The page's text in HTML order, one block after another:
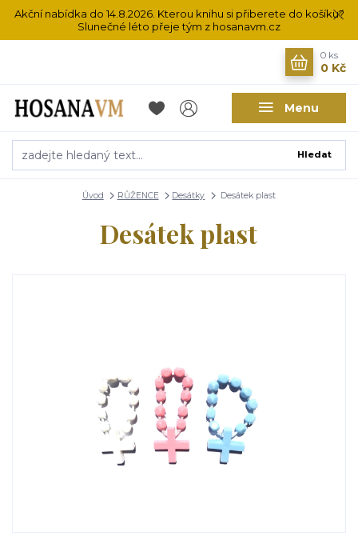
Akční nabídka do 14.8.2026. Kterou knihu si přiberete do košíku?
Slunečné léto přeje tým z hosanavm.cz
Menu
Hledat
0 ks
0 Kč
Úvod RŮŽENCE Desátky Desátek plast
Desátek plast